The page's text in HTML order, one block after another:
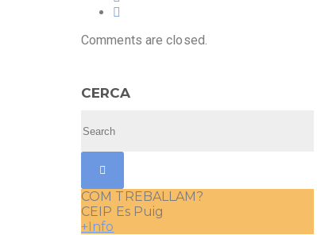
Comments are closed.
CERCA
COM TREBALLAM?
CEIP Es Puig
+Info